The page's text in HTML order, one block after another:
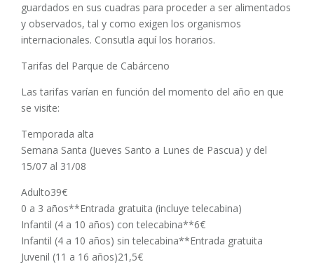
guardados en sus cuadras para proceder a ser alimentados
y observados, tal y como exigen los organismos
internacionales. Consutla aquí los horarios.
Tarifas del Parque de Cabárceno
Las tarifas varían en función del momento del año en que
se visite:
Temporada alta
Semana Santa (Jueves Santo a Lunes de Pascua) y del
15/07 al 31/08
Adulto39€
0 a 3 años**Entrada gratuita (incluye telecabina)
Infantil (4 a 10 años) con telecabina**6€
Infantil (4 a 10 años) sin telecabina**Entrada gratuita
Juvenil (11 a 16 años)21,5€